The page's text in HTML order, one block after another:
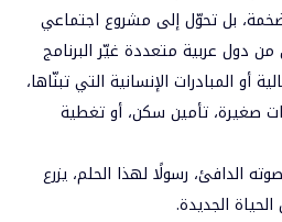
بل تحوّل إلى مشروع اجتماعي
دول عربية متعددة غيّر البرنامج
أو المبادرات الإنسانية التي تبنّاها،
صغيرة، تأمين سكن، أو تغطية
الدافئ، رسولًا لهذا الحلم، يزرع
الجديدة.